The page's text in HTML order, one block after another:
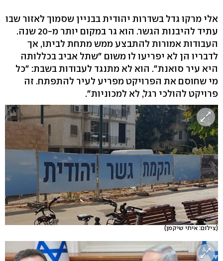
אלי מרקו גדל בשדרות יהודית בבניין שסמוך לאזור שבו
עתיד להיבנות הגשר. הוא גר במקום יותר מ-20 שנה.
העבודות אמורות להתבצע ממש מתחת לביתו, אך
לדבריו הן לא יפריעו לו משום "שתל אביב בכללותה
היא עיר סואנת". הוא לא מתנגד לעבודות בשבת: "כל
מי שחוסם את הפרויקט מפריע לעיר להתפתח. זה
פרויקט להולכי רגל, לא למכוניות".
(צילום: איתי שיקמן)